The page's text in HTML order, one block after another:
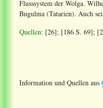
Flusssystem der Wolga.
Bugulma (Tatarien). Auch
Quellen: [26]; [186 S. 69];
Information und Quellen aus